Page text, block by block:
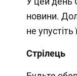
новини.
не упустіть
Стрілець